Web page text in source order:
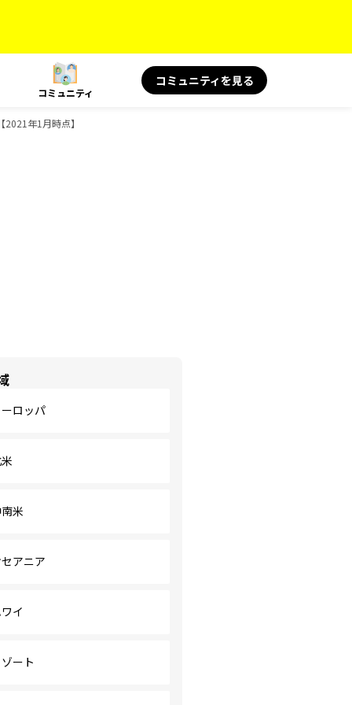
コミュニティ
コミュニティを見る
年1月時点】
ロッパ
米
アニア
イ
ート